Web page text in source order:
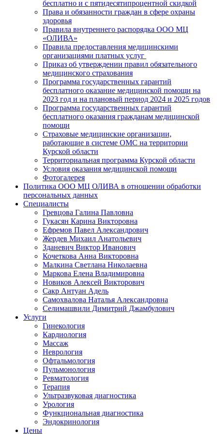
бесплатно и с пятидесятипроцентной скидкой
Права и обязанности граждан в сфере охраны
здоровья
Правила внутреннего распорядка ООО МЦ
«ОЛИВА»
Правила предоставления медицинскими
организациями платных услуг
Приказ об утверждении правил обязательного
медицинского страхования
Программа государственных гарантий
бесплатного оказание медицинской помощи на
2023 год и на плановый период 2024 и 2025 годов
Программа государственных гарантий
бесплатного оказания гражданам медицинской
помощи
Страховые медицинские организации,
работающие в системе ОМС на территории
Курской области
Территориальная программа Курской области
Условия оказания медицинской помощи
Фотогалерея
Политика ООО МЦ ОЛИВА в отношении обработки
персональных данных
Специалисты
Гревцова Галина Павловна
Гукасян Карина Викторовна
Ефремов Павел Александрович
Жердев Михаил Анатольевич
Зданевич Виктор Иванович
Кочеткова Анна Викторовна
Малкина Светлана Николаевна
Маркова Елена Владимировна
Новиков Алексей Викторович
Сакр Антуан Адель
Самохвалова Наталья Александровна
Селимашвили Димитрий Джамбулович
Услуги
Гинекология
Кардиология
Массаж
Неврология
Офтальмология
Пульмонология
Ревматология
Терапия
Ультразвуковая диагностика
Урология
Функциональная диагностика
Эндокринология
Цены